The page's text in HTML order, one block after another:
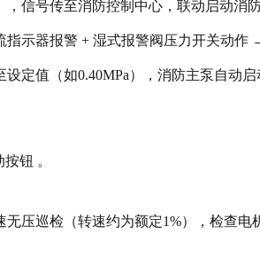
信号传至消防控制中心，联动启动消防
示器报警 + 湿式报警阀压力开关动作
定值（如0.40MPa），消防主泵自动启
钮 。
压巡检（转速约为额定1%），检查电